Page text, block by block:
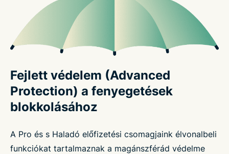
Fejlett védelem (Advanced
Protection) a fenyegetések
blokkolásához
A Pro és s Haladó előfizetési csomagjaink élvonalbeli
funkciókat tartalmaznak a magánszférád védelme